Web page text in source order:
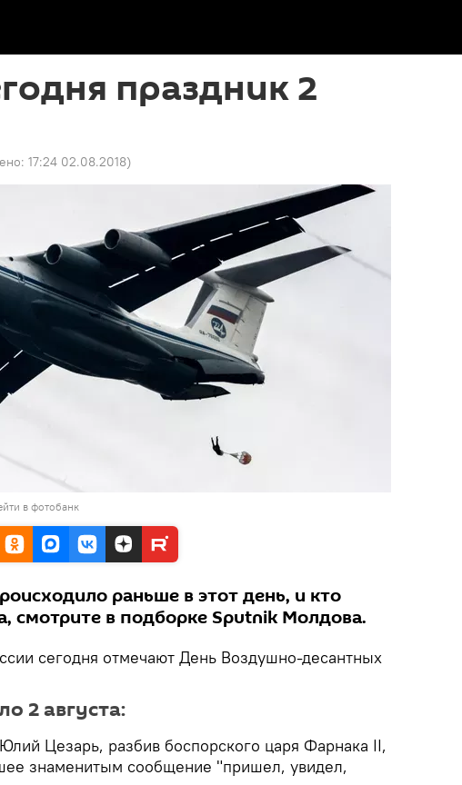
праздник 2
17:24 02.08.2018)
в фотобанк
раньше в этот день, и кто
смотрите в подборке Sputnik Молдова.
сегодня отмечают День Воздушно-десантных
2 августа:
Цезарь, разбив боспорского царя Фарнака II,
знаменитым сообщение "пришел, увидел,